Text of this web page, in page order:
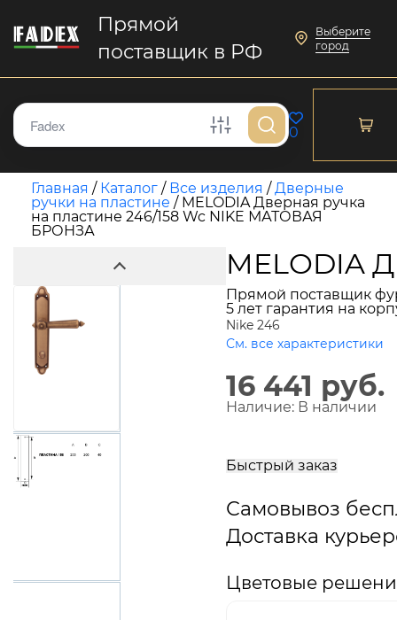
Прямой
поставщик в РФ
Выберите
город
0
Главная / Каталог / Все изделия /Дверные
ручки на пластине / MELODIA Дверная ручка
на пластине 246/158 Wc NIKE МАТОВАЯ
БРОНЗА
MELODIA
Прямой поставщик
5 лет гарантия на
Nike 246
См. все характеристики
16 441 руб.
Наличие: В наличии
Быстрый заказ
Самовывоз
Доставка
Цветовые